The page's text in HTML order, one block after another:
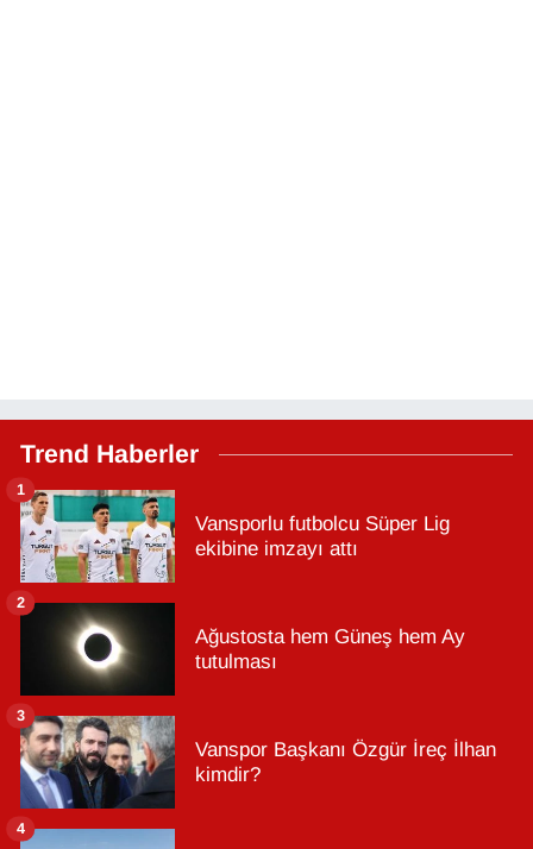
Trend Haberler
Vansporlu futbolcu Süper Lig
ekibine imzayı attı
1
Ağustosta hem Güneş hem Ay
tutulması
2
Vanspor Başkanı Özgür İreç İlhan
kimdir?
3
4